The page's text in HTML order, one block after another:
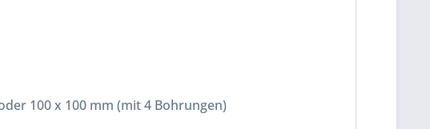
100 x 100 mm (mit 4 Bohrungen)